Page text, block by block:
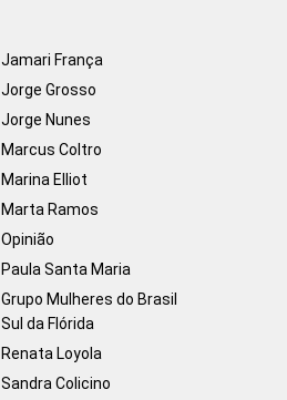
Jamari França
Jorge Grosso
Jorge Nunes
Marcus Coltro
Marina Elliot
Marta Ramos
Opinião
Paula Santa Maria
Grupo Mulheres do Brasil
Sul da Flórida
Renata Loyola
Sandra Colicino